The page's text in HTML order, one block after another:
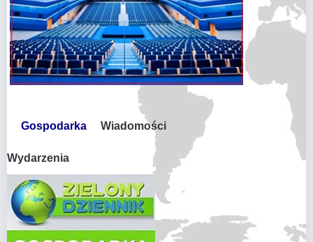
Gospodarka Wiadomości
Wydarzenia